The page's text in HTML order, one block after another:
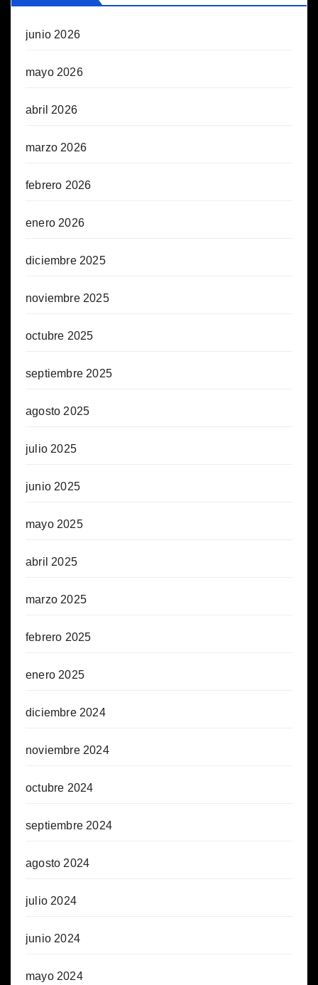
junio 2026
mayo 2026
abril 2026
marzo 2026
febrero 2026
enero 2026
diciembre 2025
noviembre 2025
octubre 2025
septiembre 2025
agosto 2025
julio 2025
junio 2025
mayo 2025
abril 2025
marzo 2025
febrero 2025
enero 2025
diciembre 2024
noviembre 2024
octubre 2024
septiembre 2024
agosto 2024
julio 2024
junio 2024
mayo 2024